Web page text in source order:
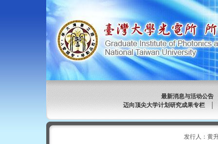
最新消息与活动公告
迈向顶尖大学计划研究成果专栏
发行人：